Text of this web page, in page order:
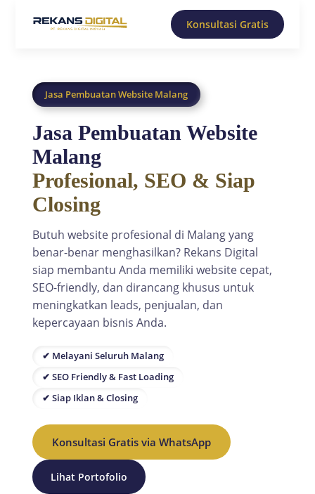
Konsultasi Gratis
Jasa Pembuatan Website Malang
Jasa Pembuatan Website
Malang
Profesional, SEO & Siap
Closing
Butuh website profesional di Malang yang
benar-benar menghasilkan? Rekans Digital
siap membantu Anda memiliki website cepat,
SEO-friendly, dan dirancang khusus untuk
meningkatkan leads, penjualan, dan
kepercayaan bisnis Anda.
✔ Melayani Seluruh Malang
✔ SEO Friendly & Fast Loading
✔ Siap Iklan & Closing
Konsultasi Gratis via WhatsApp
Lihat Portofolio